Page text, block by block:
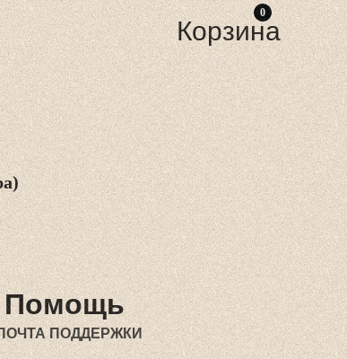
Корзина
0
ПОДДЕРЖКИ
Помощь